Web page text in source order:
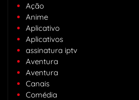
Ação
Anime
Aplicativo
Aplicativos
assinatura iptv
Aventura
Aventura
Canais
Comédia